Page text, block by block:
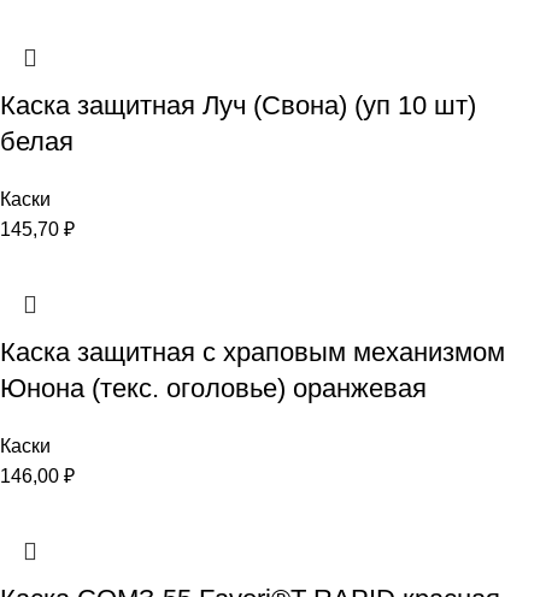
Каска защитная Луч (Свона) (уп 10 шт)
белая
Каски
145,70 ₽
Каска защитная с храповым механизмом
Юнона (текс. оголовье) оранжевая
Каски
146,00 ₽